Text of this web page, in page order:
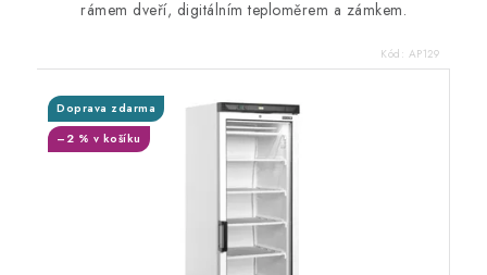
rámem dveří, digitálním teploměrem a zámkem.
Kód: AP129
Doprava zdarma
–2 % v košíku